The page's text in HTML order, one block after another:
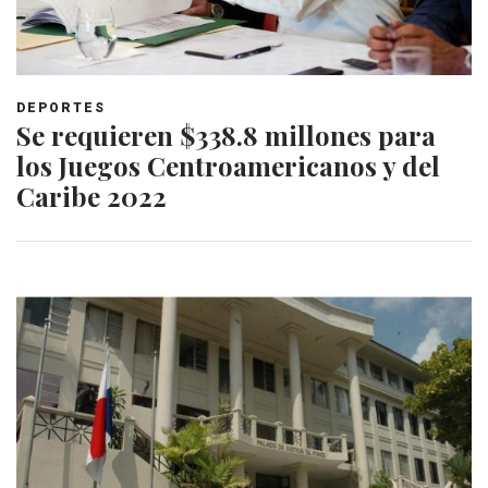
DEPORTES
Se requieren $338.8 millones para
los Juegos Centroamericanos y del
Caribe 2022